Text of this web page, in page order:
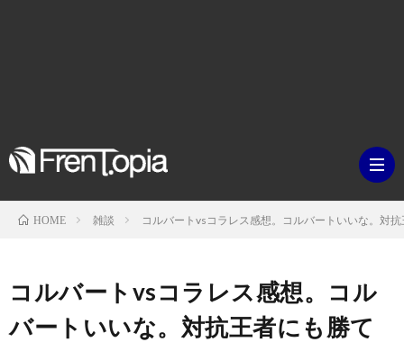
HOME 雑談 コルバートvsコラレス感想。コルバートいいな。対
コルバートvsコラレス感想。コル
バートいいな。対抗王者にも勝て